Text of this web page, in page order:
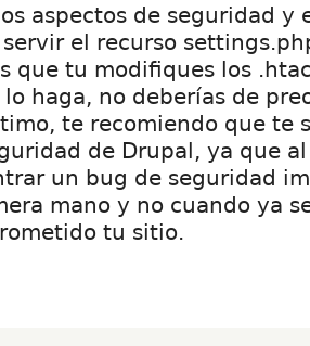
aspectos de seguridad y
servir el recurso
que tu modifiques los
lo haga, no deberías de
te recomiendo que te
de Drupal, ya que
un bug de seguridad
mano y no cuando ya
tu sitio.